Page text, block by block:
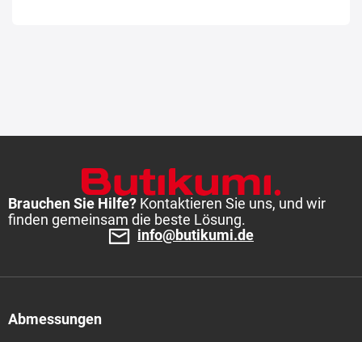
Brauchen Sie Hilfe? Kontaktieren Sie uns, und wir
finden gemeinsam die beste Lösung.
info@butikumi.de
Abmessungen